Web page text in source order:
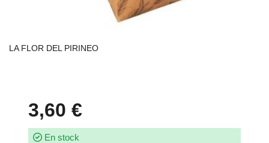
LA FLOR DEL PIRINEO
3,60 €
En stock